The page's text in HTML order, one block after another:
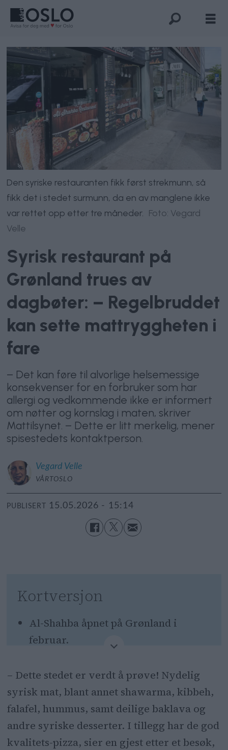
Den syriske restauranten fikk først strekmunn, så
fikk det i stedet surmunn, da en av manglene ikke
var rettet opp etter tre måneder.
Foto: Vegard
Velle
Syrisk restaurant på
Grønland trues av
dagbøter: – Regelbruddet
kan sette mattryggheten i
fare
– Det kan føre til alvorlige helsemessige
konsekvenser for en forbruker som har
allergi og vedkommende ikke er informert
om nøtter og kornslag i maten, skriver
Mattilsynet. – Dette er litt merkelig, mener
spisestedets kontaktperson.
Vegard Velle
VÅRTOSLO
PUBLISERT 15.05.2026 - 15:14
Kortversjon
Al-Shahba åpnet på Grønland i
februar.
etter og fant flere hygieneavvik.
Allergenmerking mangler fortsatt på
menyen, og restauranten risikerer
nå 500 kroner i dagbøter.
– Dette stedet er verdt å prøve! Nydelig
syrisk mat, blant annet shawarma, kibbeh,
falafel, hummus, samt deilige baklava og
andre syriske desserter. I tillegg har de god
kvalitets-pizza, sier en gjest etter et besøk,